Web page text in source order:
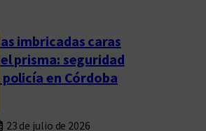
Las imbricadas caras
del prisma: seguridad
y policía en Córdoba
23 de julio de 2026